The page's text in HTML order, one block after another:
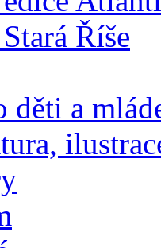
Říše
děti a